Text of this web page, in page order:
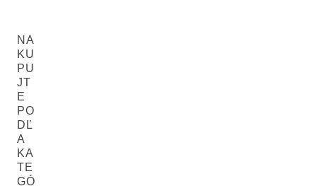
NA
KU
PU
JT
E
PO
DĽ
A
KA
TE
GÓ